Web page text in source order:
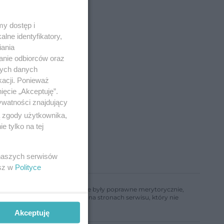
informacje w nim zawarte były poprawne merytorycznie,
informacji zamieszczonych na stronach serwisu, który nie
dostęp i
identyfikatory,
odbiorców oraz
danych
Ponieważ
„Akceptuję”.
znajdujący
użytkownika,
tylko na tej
serwisów
w Polityce
Akceptuję